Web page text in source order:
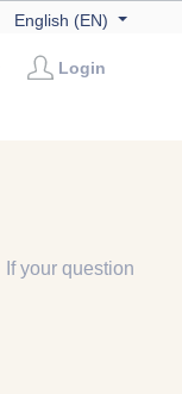
English (EN)
Login
If your question